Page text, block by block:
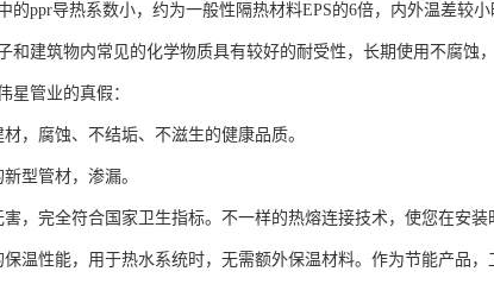
的ppr导热系数小，约为一般性隔热材料EPS的6倍，内外温差较
和建筑物内常见的化学物质具有较好的耐受性，长期使用不腐蚀，
星管业的真假：
材，腐蚀、不结垢、不滋生的健康品质。
型管材，渗漏。
害，完全符合国家卫生指标。不一样的热熔连接技术，使您在安装
保温性能，用于热水系统时，无需额外保温材料。作为节能产品，